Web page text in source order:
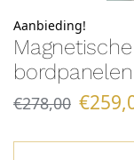
Aanbieding!
bordpanelen
€278,00 €